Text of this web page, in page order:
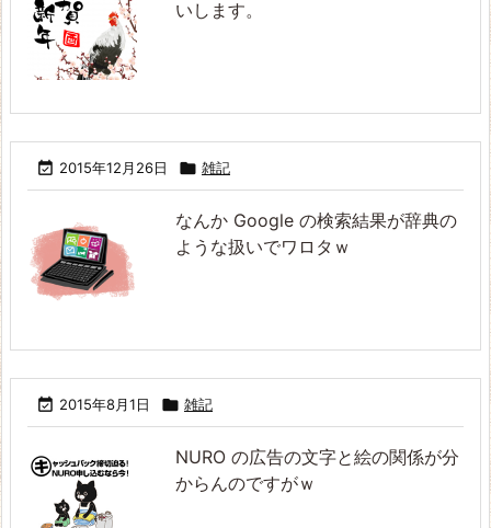
いします。
 2015年12月26日  雑記
なんか Google の検索結果が辞典の
ような扱いでワロタｗ
 2015年8月1日  雑記
NURO の広告の文字と絵の関係が分
からんのですがｗ